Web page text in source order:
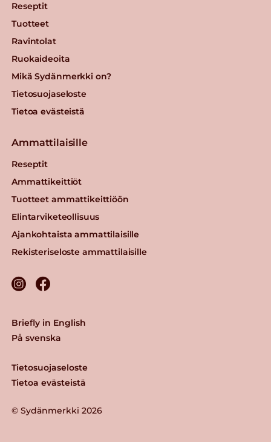
Reseptit
Tuotteet
Ravintolat
Ruokaideoita
Mikä Sydänmerkki on?
Tietosuojaseloste
Tietoa evästeistä
Ammattilaisille
Reseptit
Ammattikeittiöt
Tuotteet ammattikeittiöön
Elintarviketeollisuus
Ajankohtaista ammattilaisille
Rekisteriseloste ammattilaisille
© Sydänmerkki 2026
Tietosuojaseloste
Tietoa evästeistä
Briefly in English
På svenska